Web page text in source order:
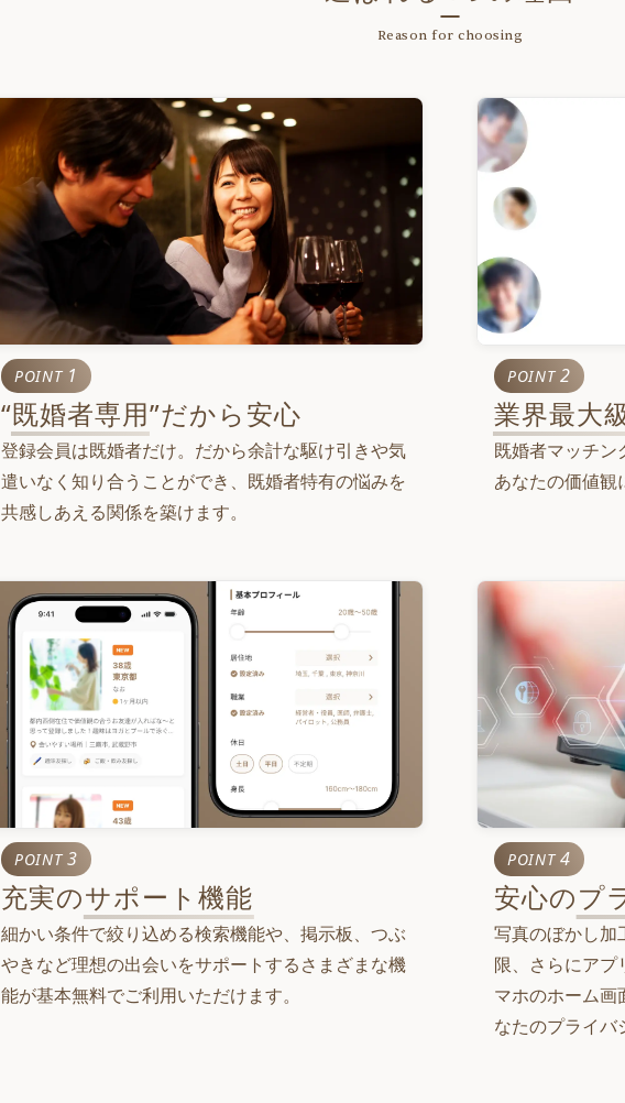
Reason for choosing
POINT 1
“既婚者専用”だから安心
登録会員は既婚者だけ。だから余計な駆け引きや気
遣いなく知り合うことができ、既婚者特有の悩みを
共感しあえる関係を築けます。
累計会員数
100
累計マッチ
800
POINT2
業界最大
既婚者マッチン
あなたの価値観
POINT3
充実のサポート機能
細かい条件で絞り込める検索機能や、掲示板、つぶ
やきなど理想の出会いをサポートするさまざまな機
能が基本無料でご利用いただけます。
POINT4
安心のプ
写真のぼかし加
限、さらにアプ
マホのホーム画
なたのプライバ